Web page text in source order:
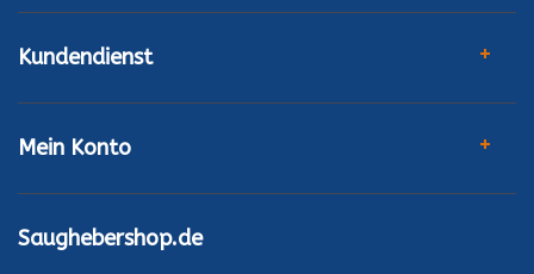
Kundendienst
Mein Konto
Saughebershop.de